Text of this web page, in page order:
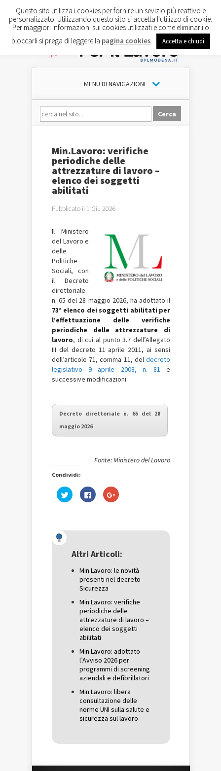
MENU DI NAVIGAZIONE
Min.Lavoro: verifiche
periodiche delle
attrezzature di lavoro –
elenco dei soggetti
abilitati
Pubblicato il 1 Giu 2026
Il Ministero
del Lavoro e
delle
Politiche
Sociali, con
il Decreto
direttoriale
n. 65 del 28 maggio 2026, ha adottato il
73° elenco dei soggetti abilitati per
l’effettuazione delle verifiche
periodiche delle attrezzature di
lavoro, di cui al punto 3.7 dell’Allegato
III del decreto 11 aprile 2011, ai sensi
dell’articolo 71, comma 11, del decreto
legislativo 9 aprile 2008, n. 81 e
successive modificazioni.
Decreto direttoriale n. 65 del 28
maggio 2026
Fonte: Ministero del Lavoro
Condividi:
Fai
clic
una
nuova
Fai
clic
nuova
finestra)
Fai
clic
una
nuova
Altri Articoli:
Min.Lavoro: le novità
presenti nel decreto
Sicurezza
Min.Lavoro: verifiche
periodiche delle
attrezzature di lavoro –
elenco dei soggetti
abilitati
Min.Lavoro: adottato
l’Avviso 2026 per
programmi di screening
aziendali e defibrillatori
Min.Lavoro: libera
consultazione delle
norme UNI sulla salute e
sicurezza sul lavoro
Questo sito utilizza i cookies per fornire un sevizio più reattivo e
personalizzato. Utilizzando questo sito si accetta l'utilizzo di cookie.
Per maggiori informazioni sui cookies utilizzati e come eliminarli o
bloccarli si prega di leggere la pagina cookies Accetta e chiudi